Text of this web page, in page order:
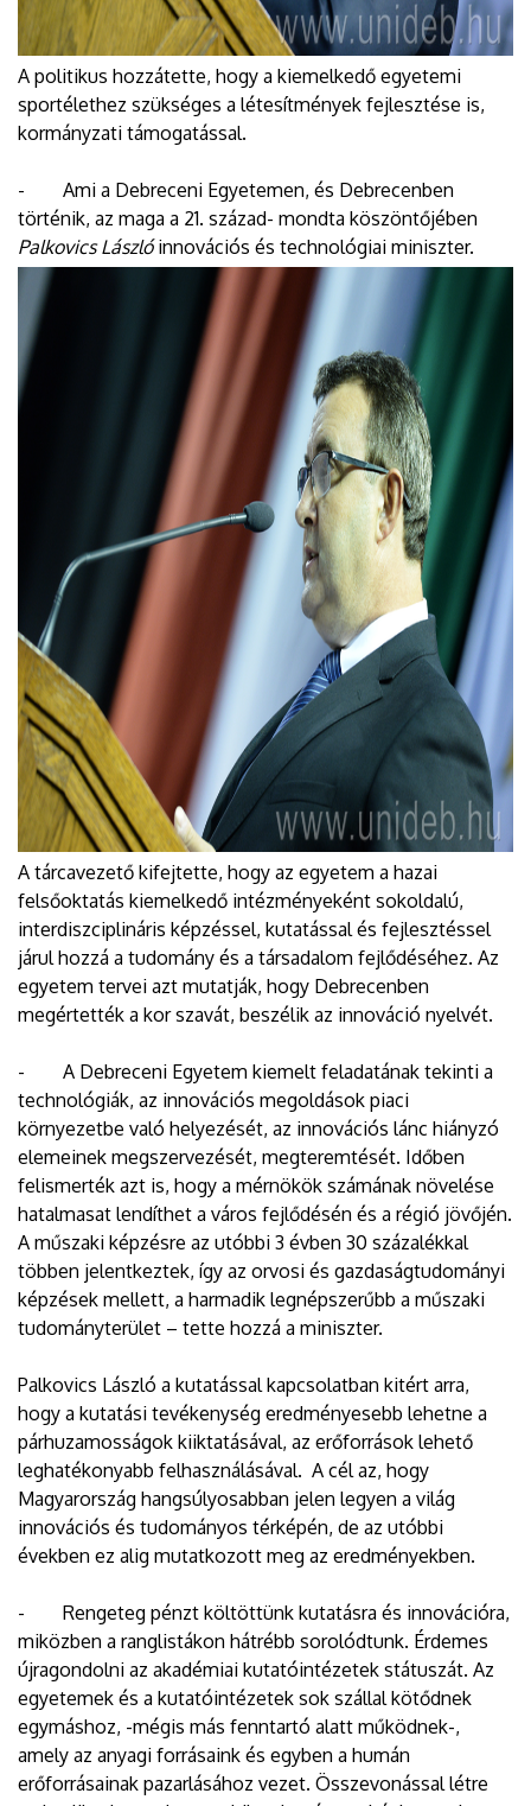
A politikus hozzátette, hogy a kiemelkedő egyetemi
sportélethez szükséges a létesítmények fejlesztése is,
kormányzati támogatással.
- Ami a Debreceni Egyetemen, és Debrecenben
történik, az maga a 21. század- mondta köszöntőjében
Palkovics Lászlóinnovációs és technológiai miniszter.
A tárcavezető kifejtette, hogy az egyetem a hazai
felsőoktatás kiemelkedő intézményeként sokoldalú,
interdiszciplináris képzéssel, kutatással és fejlesztéssel
járul hozzá a tudomány és a társadalom fejlődéséhez. Az
egyetem tervei azt mutatják, hogy Debrecenben
megértették a kor szavát, beszélik az innováció nyelvét.
- A Debreceni Egyetem kiemelt feladatának tekinti a
technológiák, az innovációs megoldások piaci
környezetbe való helyezését, az innovációs lánc hiányzó
elemeinek megszervezését, megteremtését. Időben
felismerték azt is, hogy a mérnökök számának növelése
hatalmasat lendíthet a város fejlődésén és a régió jövőjén.
A műszaki képzésre az utóbbi 3 évben 30 százalékkal
többen jelentkeztek, így az orvosi és gazdaságtudományi
képzések mellett, a harmadik legnépszerűbb a műszaki
tudományterület – tette hozzá a miniszter.
Palkovics László a kutatással kapcsolatban kitért arra,
hogy a kutatási tevékenység eredményesebb lehetne a
párhuzamosságok kiiktatásával, az erőforrások lehető
leghatékonyabb felhasználásával. A cél az, hogy
Magyarország hangsúlyosabban jelen legyen a világ
innovációs és tudományos térképén, de az utóbbi
években ez alig mutatkozott meg az eredményekben.
- Rengeteg pénzt költöttünk kutatásra és innovációra,
miközben a ranglistákon hátrébb sorolódtunk. Érdemes
újragondolni az akadémiai kutatóintézetek státuszát. Az
egyetemek és a kutatóintézetek sok szállal kötődnek
egymáshoz, -mégis más fenntartó alatt működnek-,
amely az anyagi forrásaink és egyben a humán
erőforrásainak pazarlásához vezet. Összevonással létre